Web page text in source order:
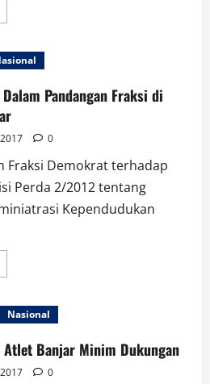
Pandangan Fraksi di
0
Fraksi Demokrat terhadap
Perda 2/2012 tentang
Kependudukan
Disebut
Nasional
Banjar Minim Dukungan
0